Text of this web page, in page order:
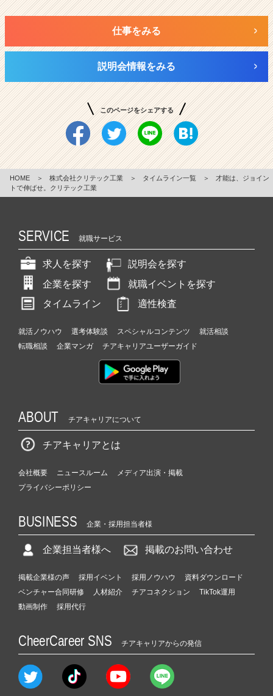
仕事をみる
説明会情報をみる
このページをシェアする
HOME ＞ 株式会社クリテック工業 ＞ タイムライン一覧 ＞
才能は、ジョイン
トで伸ばせ。クリテック工業
SERVICE 就職サービス
求人を探す
説明会を探す
企業を探す
就職イベントを探す
タイムライン
適性検査
就活ノウハウ 選考体験談 スペシャルコンテンツ
就活相談
転職相談
企業マンガ チアキャリアユーザーガイド
ABOUT チアキャリアについて
チアキャリアとは
会社概要 ニュースルーム
メディア出演・掲載
プライバシーポリシー
BUSINESS 企業・採用担当者様
企業担当者様へ 掲載のお問い合わせ
掲載企業様の声 採用イベント 採用ノウハウ
資料ダウンロード
ベンチャー合同研修
人材紹介 チアコネクション
TikTok運用
動画制作
採用代行
CheerCareer SNS チアキャリアからの発信